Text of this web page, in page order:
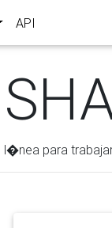
API
l�nea para